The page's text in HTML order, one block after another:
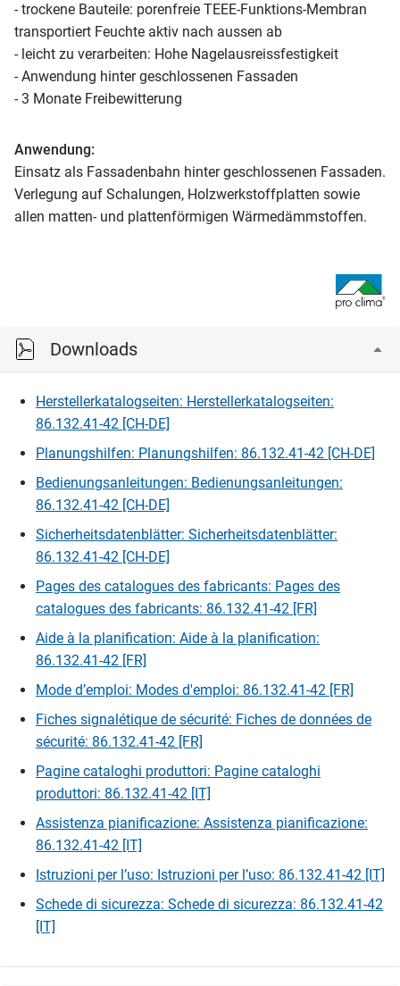
- trockene Bauteile: porenfreie TEEE-Funktions-Membran
transportiert Feuchte aktiv nach aussen ab
- leicht zu verarbeiten: Hohe Nagelausreissfestigkeit
- Anwendung hinter geschlossenen Fassaden
- 3 Monate Freibewitterung
Anwendung:
Einsatz als Fassadenbahn hinter geschlossenen Fassaden.
Verlegung auf Schalungen, Holzwerkstoffplatten sowie
allen matten- und plattenförmigen Wärmedämmstoffen.
Downloads
Herstellerkatalogseiten: Herstellerkatalogseiten:
86.132.41-42 [CH-DE]
Planungshilfen: Planungshilfen: 86.132.41-42 [CH-DE]
Bedienungsanleitungen: Bedienungsanleitungen:
86.132.41-42 [CH-DE]
Sicherheitsdatenblätter: Sicherheitsdatenblätter:
86.132.41-42 [CH-DE]
Pages des catalogues des fabricants: Pages des
catalogues des fabricants: 86.132.41-42 [FR]
Aide à la planification: Aide à la planification:
86.132.41-42 [FR]
Mode d’emploi: Modes d'emploi: 86.132.41-42 [FR]
Fiches signalétique de sécurité: Fiches de données de
sécurité: 86.132.41-42 [FR]
Pagine cataloghi produttori: Pagine cataloghi
produttori: 86.132.41-42 [IT]
Assistenza pianificazione: Assistenza pianificazione:
86.132.41-42 [IT]
Istruzioni per l’uso: Istruzioni per l’uso: 86.132.41-42 [IT]
Schede di sicurezza: Schede di sicurezza: 86.132.41-42
[IT]